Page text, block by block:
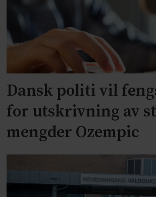
Dansk politi vil
for utskrivning av
mengder Ozempic